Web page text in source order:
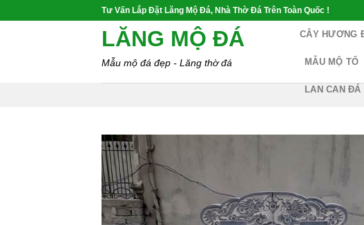
Tư Vấn Lắp Đặt Lăng Mộ Đá, Nhà Thờ Đá Trên Toàn Quốc !
LĂNG MỘ ĐÁ
Mẫu mộ đá đẹp - Lăng thờ đá
CÂY HƯƠNG
MẪU MỘ TỔ
LAN CAN ĐÁ